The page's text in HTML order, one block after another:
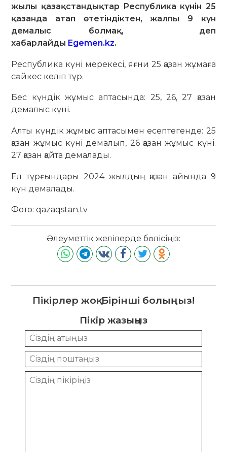
жылы қазақстандықтар Республика күнін 25
қазанда атап өтетіндіктен, жалпы 9 күн
демалыс болмақ, деп
хабарлайды Egemen.kz.
Республика күні мерекесі, яғни 25 қазан жұмаға
сәйкес келіп тұр.
Бес күндік жұмыс аптасында: 25, 26, 27 қазан
демалыс күні.
Алты күндік жұмыс аптасымен есептегенде: 25
қазан жұмыс күні демалып, 26 қазан жұмыс күні.
27 қазан қайта демалады.
Ел тұрғындары 2024 жылдың қазан айында 9
күн демалады.
Фото: qazaqstan.tv
Әлеуметтік желілерде бөлісіңіз:
Пікірлер жоқ. Бірінші болыңыз!
Пікір жазыңыз